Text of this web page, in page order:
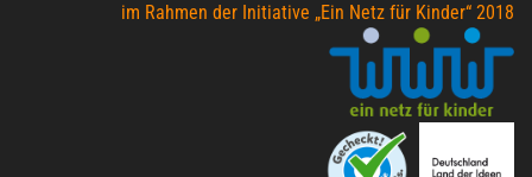
im Rahmen der Initiative „Ein Netz für Kinder“ 2018